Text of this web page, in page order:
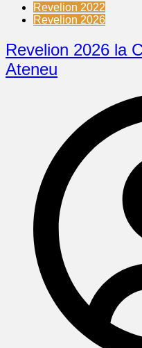
Revelion 2022
Revelion 2026
Revelion 2026 la
Ateneu